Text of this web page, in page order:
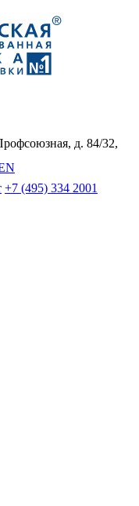
д. 84/32,
+7 (495) 334 2001